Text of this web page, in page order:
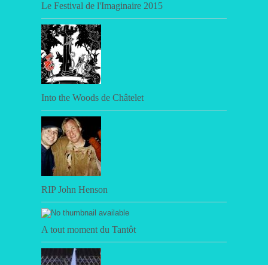
Le Festival de l'Imaginaire 2015
Into the Woods de Châtelet
RIP John Henson
A tout moment du Tantôt